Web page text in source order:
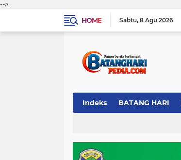
-->
HOME
Sabtu 8 Agu 2026
Indeks BATANG HARI